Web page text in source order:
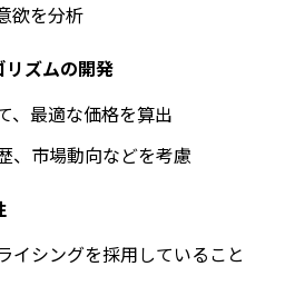
欲を分析
リズムの開発
、最適な価格を算出
、市場動向などを考慮
イシングを採用していること